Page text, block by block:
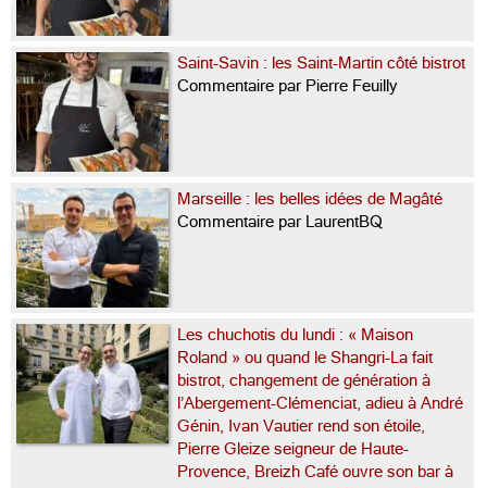
Saint-Savin : les Saint-Martin côté bistrot
Commentaire par Pierre Feuilly
Marseille : les belles idées de Magâté
Commentaire par LaurentBQ
Les chuchotis du lundi : « Maison
Roland » ou quand le Shangri-La fait
bistrot, changement de génération à
l’Abergement-Clémenciat, adieu à André
Génin, Ivan Vautier rend son étoile,
Pierre Gleize seigneur de Haute-
Provence, Breizh Café ouvre son bar à